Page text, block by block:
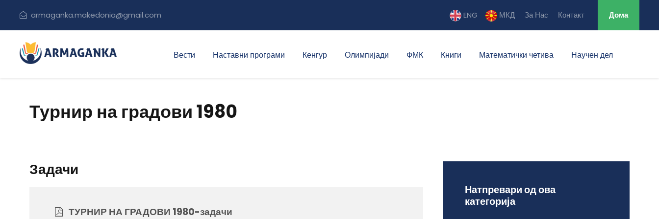
armaganka.makedonia@gmail.com ENG МКД За Нас Контакт Дома
Вести Наставни програми Кенгур Олимпијади ФМК Книги Математички четива Научен дел
Турнир на градови 1980
Задачи
ТУРНИР НА ГРАДОВИ 1980-задачи
Натпревари од ова
категорија